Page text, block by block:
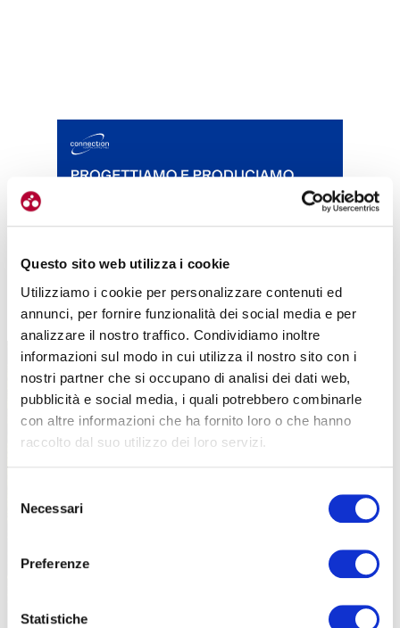
Questo sito web utilizza i cookie
Utilizziamo i cookie per personalizzare contenuti ed
annunci, per fornire funzionalità dei social media e per
analizzare il nostro traffico. Condividiamo inoltre
informazioni sul modo in cui utilizza il nostro sito con i
nostri partner che si occupano di analisi dei dati web,
pubblicità e social media, i quali potrebbero combinarle
con altre informazioni che ha fornito loro o che hanno
raccolto dal suo utilizzo dei loro servizi.
delNecessari
Preferenze
Statistiche
TUTTE LE CATEGORIE DEL MAGAZINE